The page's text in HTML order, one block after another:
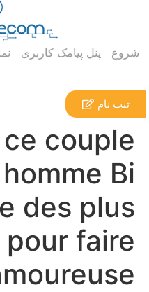
شروع پنل پیامک کاربری
ثبت نام
couple
Bi
des plus
pour faire